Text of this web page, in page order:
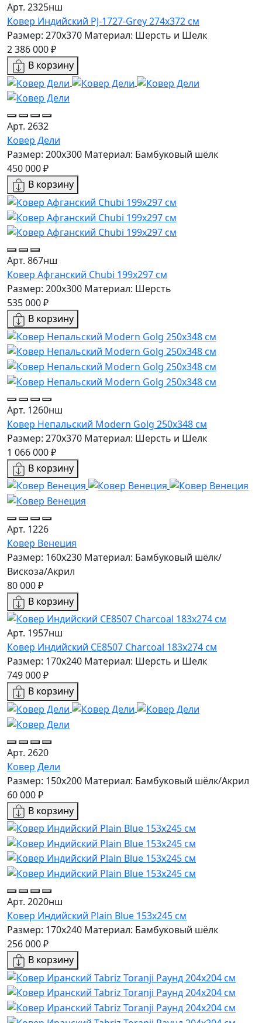
Арт. 2325нш
Ковер Индийский PJ-1727-Grey 274x372 см
Размер: 270x370 Материал: Шерсть и Шелк
2 386 000 ₽
В корзину
Арт. 2632
Ковер Дели
Размер: 200x300 Материал: Бамбуковый шёлк
450 000 ₽
В корзину
Арт. 867нш
Ковер Афганский Chubi 199x297 см
Размер: 200x300 Материал: Шерсть
535 000 ₽
В корзину
Арт. 1260нш
Ковер Непальский Modern Golg 250x348 см
Размер: 270x370 Материал: Шерсть и Шелк
1 066 000 ₽
В корзину
Арт. 1226
Ковер Венеция
Размер: 160х230 Материал: Бамбуковый шёлк/
Вискоза/Акрил
80 000 ₽
В корзину
Арт. 1957нш
Ковер Индийский CE8507 Charcoal 183x274 см
Размер: 170x240 Материал: Шерсть и Шелк
749 000 ₽
В корзину
Арт. 2620
Ковер Дели
Размер: 150х200 Материал: Бамбуковый шёлк/Акрил
60 000 ₽
В корзину
Арт. 2020нш
Ковер Индийский Plain Blue 153x245 см
Размер: 170x240 Материал: Бамбуковый шёлк
256 000 ₽
В корзину